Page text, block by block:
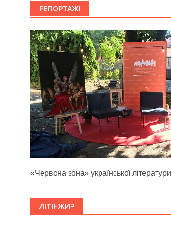
РЕПОРТАЖІ
«Червона зона» української літератури
ЛІТІНЖИР